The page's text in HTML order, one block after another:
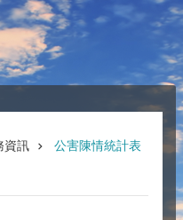
資訊 公害陳情統計表